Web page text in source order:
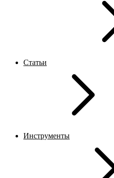
Статьи
Инструменты